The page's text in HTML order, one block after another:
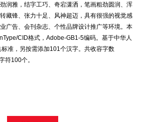
润雅，结字工巧、奇宕潇洒，笔画粗劲圆润、浑
藏锋、张力十足、风神超迈，具有很强的视觉感
广告、会刊杂志、个性品牌设计推广等环境。本
CID格式，Adobe-GB1-5编码。基于中华人
准，另按需添加101个汉字。共收容字数
符100个。